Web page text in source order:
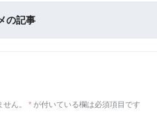
の記事
ん。 * が付いている欄は必須項目です